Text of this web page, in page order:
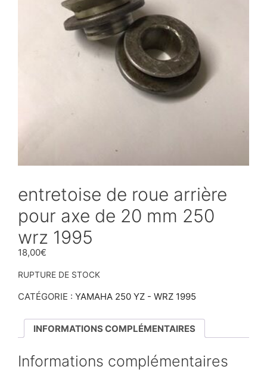
entretoise de roue arrière
pour axe de 20 mm 250
wrz 1995
18,00€
RUPTURE DE STOCK
CATÉGORIE : YAMAHA 250 YZ - WRZ 1995
INFORMATIONS COMPLÉMENTAIRES
Informations complémentaires